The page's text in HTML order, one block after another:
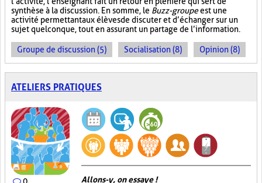
synthèse à la discussion. En somme, le Buzz-groupeest une
activité permettant aux élèves de discuter et d’échanger sur un
sujet quelconque, tout en assurant un partage de l’information.
Groupe de discussion (5) Socialisation (8) Opinion (8)
ATELIERS PRATIQUES
0 Allons-y, on essaye !